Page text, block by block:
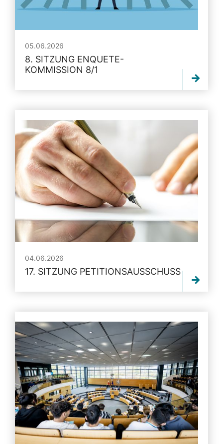
05.06.2026
8. SITZUNG ENQUETE-
KOMMISSION 8/1
04.06.2026
17. SITZUNG PETITIONSAUSSCHUSS